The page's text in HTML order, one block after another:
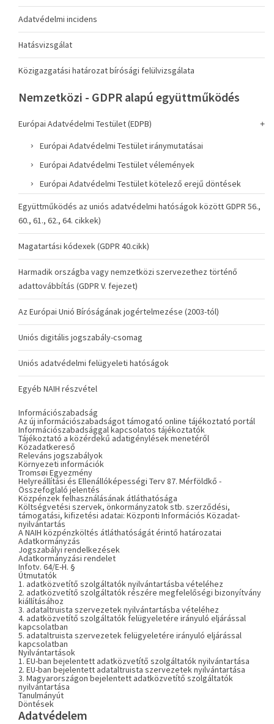
Adatvédelmi incidens
Hatásvizsgálat
Közigazgatási határozat bírósági felülvizsgálata
Nemzetközi - GDPR alapú együttműködés
Európai Adatvédelmi Testület (EDPB)
Európai Adatvédelmi Testület iránymutatásai
Európai Adatvédelmi Testület vélemények
Európai Adatvédelmi Testület kötelező erejű döntések
Együttműködés az uniós adatvédelmi hatóságok között GDPR 56.,
60., 61., 62., 64. cikkek)
Magatartási kódexek (GDPR 40.cikk)
Harmadik országba vagy nemzetközi szervezethez történő
adattovábbítás (GDPR V. fejezet)
Az Európai Unió Bíróságának jogértelmezése (2003-tól)
Uniós digitális jogszabály-csomag
Uniós adatvédelmi felügyeleti hatóságok
Egyéb NAIH részvétel
Információszabadság
Az új információszabadságot támogató online tájékoztató portál
Információszabadsággal kapcsolatos tájékoztatók
Tájékoztató a közérdekű adatigénylések menetéről
Közadatkereső
Releváns jogszabályok
Környezeti információk
Tromsøi Egyezmény
Helyreállítási és Ellenállóképességi Terv 87. Mérföldkő -
Összefoglaló jelentés
Közpénzek felhasználásának átláthatósága
Költségvetési szervek, önkormányzatok stb. szerződési,
támogatási, kifizetési adatai: Központi Információs Közadat-
nyilvántartás
A NAIH közpénzköltés átláthatóságát érintő határozatai
Adatkormányzás
Jogszabályi rendelkezések
Adatkormányzási rendelet
Infotv. 64/E-H. §
Útmutatók
1. adatközvetítő szolgáltatók nyilvántartásba vételéhez
2. adatközvetítő szolgáltatók részére megfelelőségi bizonyítvány
kiállításához
3. adataltruista szervezetek nyilvántartásba vételéhez
4. adatközvetítő szolgáltatók felügyeletére irányuló eljárással
kapcsolatban
5. adataltruista szervezetek felügyeletére irányuló eljárással
kapcsolatban
Nyilvántartások
1. EU-ban bejelentett adatközvetítő szolgáltatók nyilvántartása
2. EU-ban bejelentett adataltruista szervezetek nyilvántartása
3. Magyarországon bejelentett adatközvetítő szolgáltatók
nyilvántartása
Tanulmányút
Döntések
Adatvédelem